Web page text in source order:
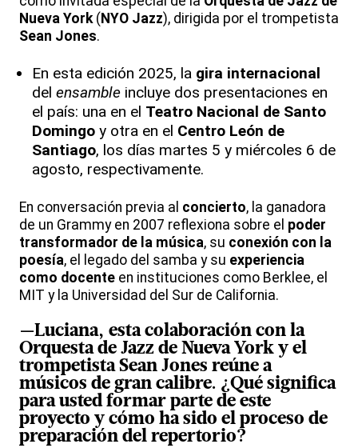
Nueva York( NYO Jazz), dirigida por el trompetista
Sean Jones.
En esta edición 2025, la gira internacional
del ensamble incluye dos presentaciones en
el país: una en el Teatro Nacional de Santo
Domingo y otra en el Centro León de
Santiago, los días martes 5 y miércoles 6 de
agosto, respectivamente.
En conversación previa al concierto, la ganadora
de un Grammy en 2007 reflexiona sobre el poder
transformador de la música, su conexión con la
poesía, el legado del samba y su experiencia
como docente en instituciones como Berklee, el
MIT y la Universidad del Sur de California.
—Luciana, esta colaboración con la
Orquesta de Jazz de Nueva York y el
trompetistaSean Jones reúne a
músicos de gran calibre. ¿Qué significa
para usted formar parte de este
proyecto y cómo ha sido el proceso de
preparación del repertorio?